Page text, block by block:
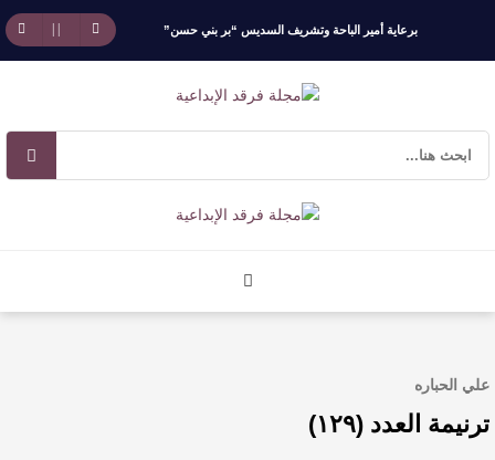
برعاية أمير الباحة وتشريف السديس “بر بني حسن”
تكرّم الفائزين بجائزة “رواد العمل التطوعي 4”
جائزة المهندس زياد الزهراني للتفوق العلمي تكرّم
علي الحباره
ترنيمة العدد (١٢٩)